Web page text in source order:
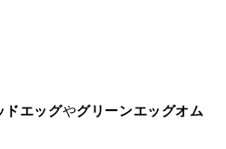
ドエッグやグリーンエッグオム